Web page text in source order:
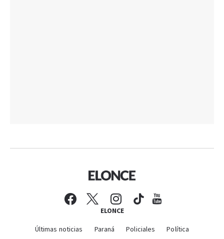
ELONCE
Últimas noticias Paraná Policiales
Política